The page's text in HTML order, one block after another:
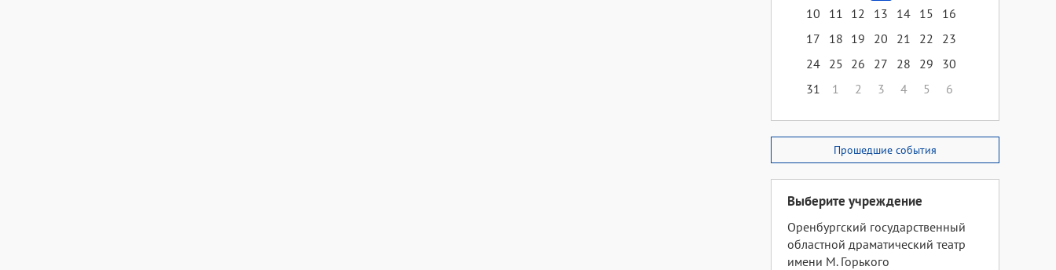
10
11 12 13 14 15
16
17
18 19 20 21 22
23
24 25 26 27 28 29
30
31
1 2 3 4 5 6
Прошедшие события
Выберите учреждение
Оренбургский государственный
областной драматический театр
имени М. Горького